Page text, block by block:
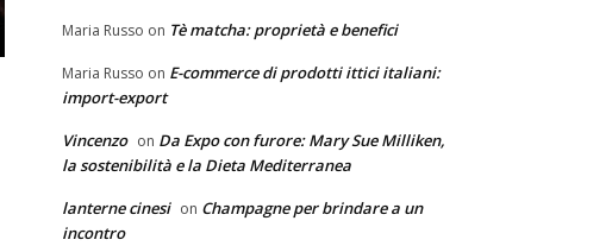
Maria Russo on Tè matcha: proprietà e benefici
Maria Russo on E-commerce di prodotti ittici italiani:
import-export
Vincenzo on Da Expo con furore: Mary Sue Milliken,
la sostenibilità e la Dieta Mediterranea
lanterne cinesi on Champagne per brindare a un
incontro